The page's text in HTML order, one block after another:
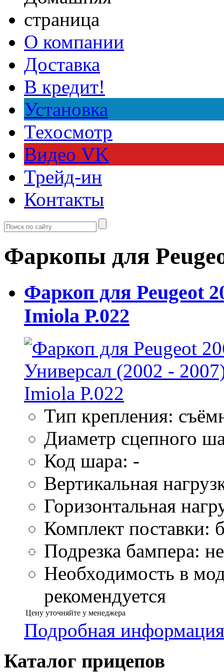
О компании
Доставка
В кредит!
Установка
Техосмотр
Видео VK
Трейд-ин
Контакты
Фаркопы для
Фаркоп для Peugeot
Imiola P.022
Тип крепления:
Диаметр сцепного
Код шара: -
Вертикальная
Горизонтальная
Комплект поставки:
Подрезка бампера:
Необходимость в
рекомендуется
Цену уточняйте у менеджера
Подробная информация
Каталог прицепов